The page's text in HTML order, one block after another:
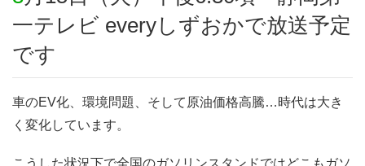
一テレビ everyしずおかで放送予定
です
車のEV化、環境問題、そして原油価格高騰…時代は大き
く変化しています。
こうした状況下で全国のガソリンスタンドではどこもガソ